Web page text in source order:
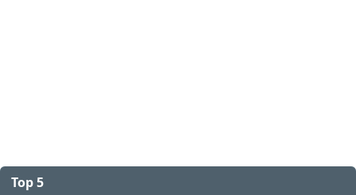
Top 5